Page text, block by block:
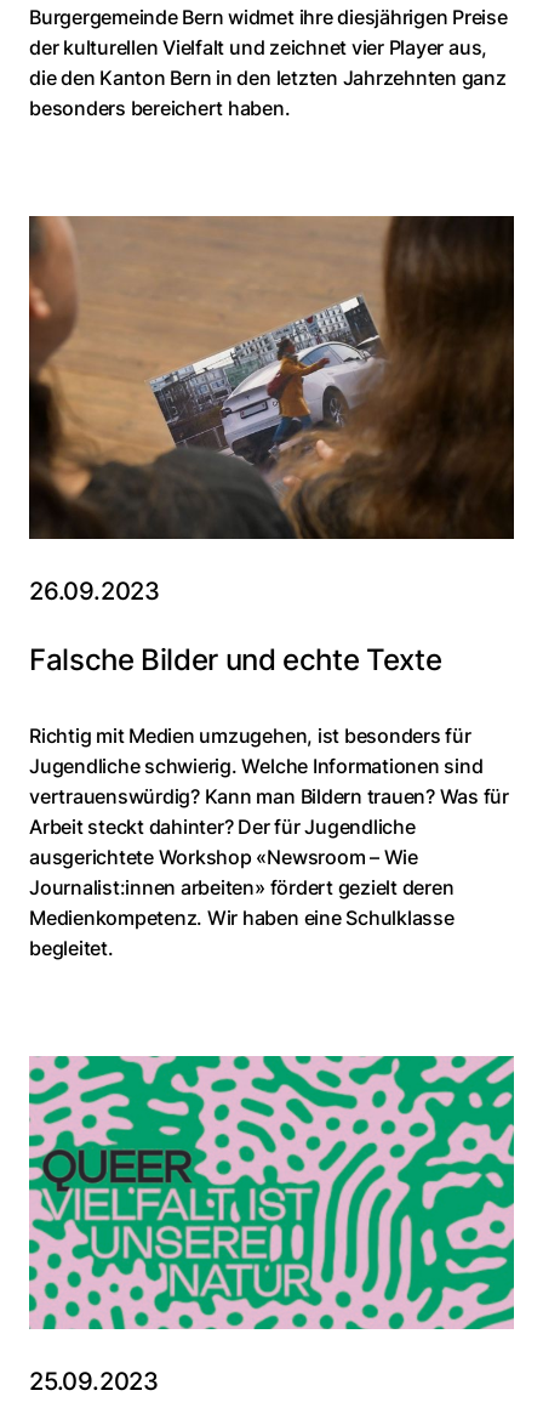
Burgergemeinde Bern widmet ihre diesjährigen Preise
der kulturellen Vielfalt und zeichnet vier Player aus,
die den Kanton Bern in den letzten Jahrzehnten ganz
besonders bereichert haben.
26.09.2023
Falsche Bilder und echte Texte
Richtig mit Medien umzugehen, ist besonders für
Jugendliche schwierig. Welche Informationen sind
vertrauenswürdig? Kann man Bildern trauen? Was für
Arbeit steckt dahinter? Der für Jugendliche
ausgerichtete Workshop «Newsroom – Wie
Journalist:innen arbeiten» fördert gezielt deren
Medienkompetenz. Wir haben eine Schulklasse
begleitet.
25.09.2023